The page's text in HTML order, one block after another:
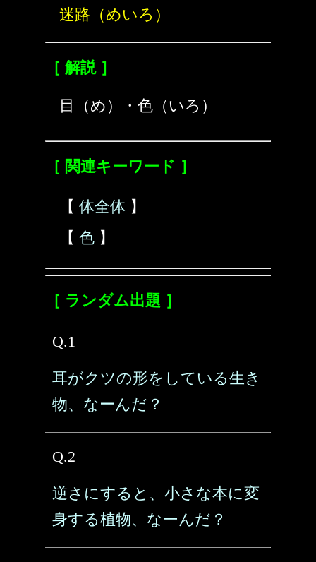
迷路（めいろ）
［ 解説 ］
目（め）・色（いろ）
［ 関連キーワード ］
【 体全体 】
【 色 】
［ ランダム出題 ］
Q.1
耳がクツの形をしている生き
物、なーんだ？
Q.2
逆さにすると、小さな本に変
身する植物、なーんだ？